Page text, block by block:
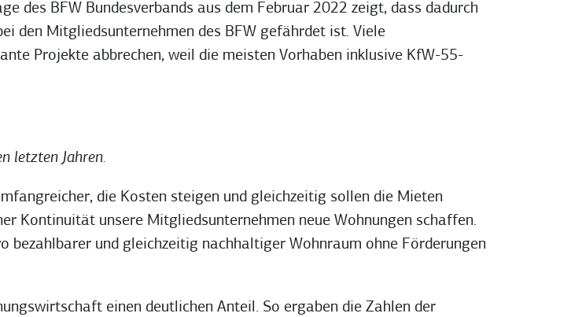
des BFW Bundesverbands aus dem Februar 2022 zeigt, dass dadurch
den Mitgliedsunternehmen des BFW gefährdet ist. Viele
Projekte abbrechen, weil die meisten Vorhaben inklusive KfW-55-
letzten Jahren.
die Kosten steigen und gleichzeitig sollen die Mieten
Kontinuität unsere Mitgliedsunternehmen neue Wohnungen schaffen.
und gleichzeitig nachhaltiger Wohnraum ohne Förderungen
einen deutlichen Anteil. So ergaben die Zahlen der